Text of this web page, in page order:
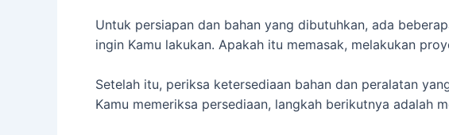
Untuk persiapan dan bahan yang dibutuhkan, ada
ingin Kamu lakukan. Apakah itu memasak, melakukan
Setelah itu, periksa ketersediaan bahan dan peralatan
Kamu memeriksa persediaan, langkah berikutnya adalah